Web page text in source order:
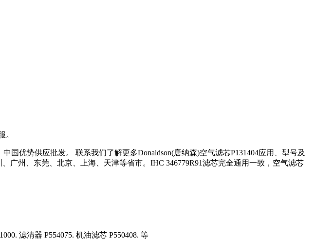
。
国优势供应批发。 联系我们了解更多Donaldson(唐纳森)空气滤芯P131404应用、型号及
广州、东莞、北京、上海、天津等省市。IHC 346779R91滤芯完全通用一致，空气滤芯
滤清器 P554075. 机油滤芯 P550408. 等